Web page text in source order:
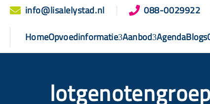
 info@lisalelystad.nl  088-0029922
HomeOpvoedinformatie Aanbod AgendaBlogs
lotgenotengroep